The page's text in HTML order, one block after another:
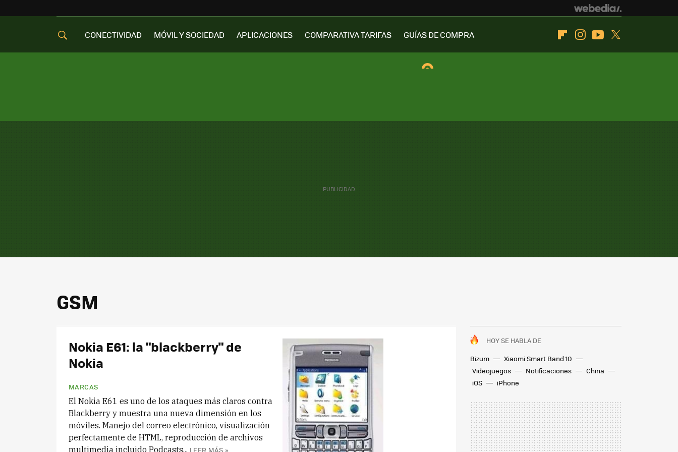
CONECTIVIDAD MÓVIL Y SOCIEDAD APLICACIONES COMPARATIVA TARIFAS
GUÍAS DE COMPRA
FlipboardInstagramYoutube
GSM
HOY SE HABLA DE
Bizum
Xiaomi Smart Band 10
Videojuegos
Notificaciones
China
iOS
iPhone
Nokia E61: la "blackberry" de
Nokia
MARCAS
El Nokia E61 es uno de los ataques más claros contra
Blackberry y muestra una nueva dimensión en los
móviles. Manejo del correo electrónico, visualización
perfectamente de HTML, reproducción de archivos
multimedia incluido Podcasts... LEER MÁS »